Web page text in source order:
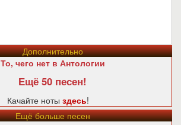
Дополнительно
То, чего нет в Антологии
Ещё 50 песен!
Качайте ноты здесь!
Ещё больше песен